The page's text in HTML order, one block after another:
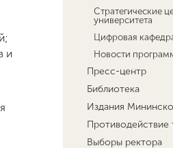
и
Стратегические
университета
Цифровая
Новости
Пресс-центр
Библиотека
Издания
Противодействие
Выборы ректора